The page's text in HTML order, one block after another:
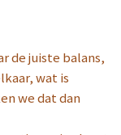
de juiste balans,
wat is
we dat dan